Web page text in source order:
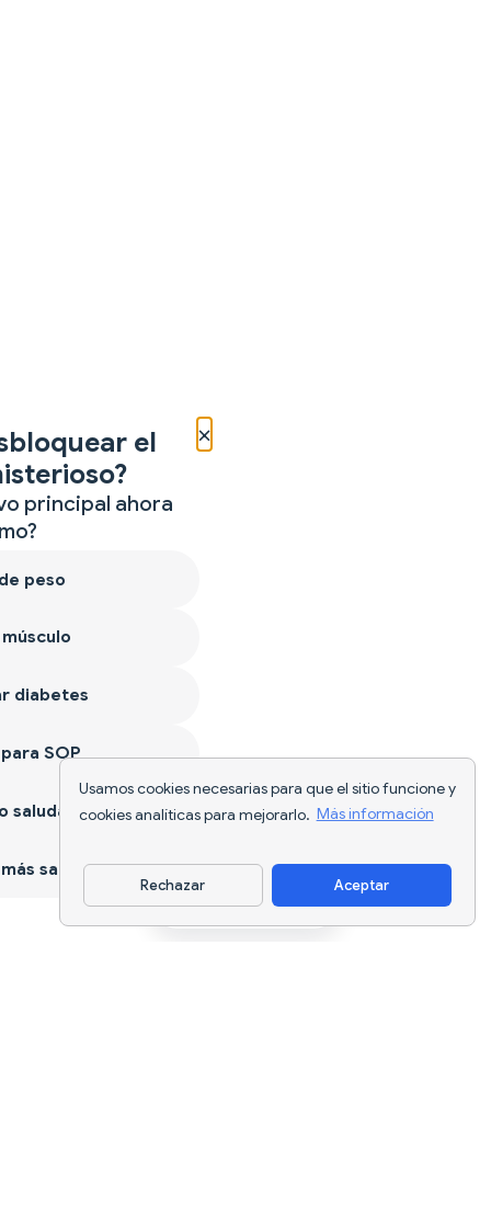
Usamos cookies necesarias para que el sitio funcione y
cookies analíticas para mejorarlo. Más información
Rechazar Aceptar
Descargar app
×
el
principal ahora
peso
diabetes
SOP
saludable
sano